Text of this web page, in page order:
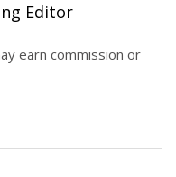
Editor
earn commission or